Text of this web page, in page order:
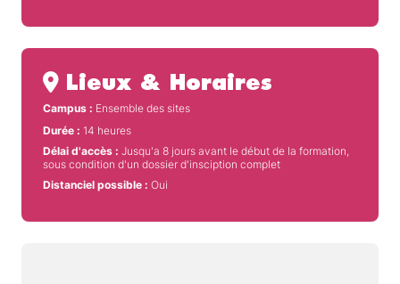
Lieux & Horaires
Campus : Ensemble des sites
Durée : 14 heures
Délai d'accès : Jusqu'a 8 jours avant le début de la formation,
sous condition d'un dossier d'insciption complet
Distanciel possible : Oui